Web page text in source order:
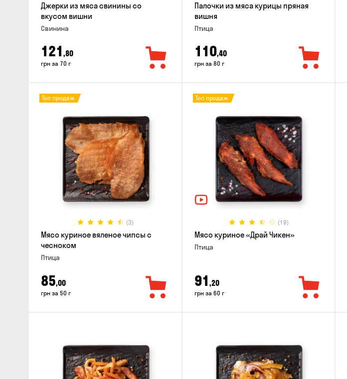
Джерки из мяса свинины со
вкусом вишни
Свинина
121 ,80
грн за 70 г
Палочки из мяса курицы пряная
вишня
Птица
110,40
грн за 80 г
(3)
Топ продаж
Мясо куриное вяленое чипсы с
чесноком
Птица
85,00
грн за 50 г
(19)
Топ продаж
Мясо куриное «Драй Чикен»
Птица
91 ,20
грн за 60 г